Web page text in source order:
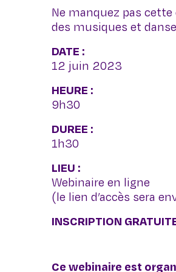
Ne manquez pas
des musiques et
DATE :
12 juin 2023
HEURE :
9h30
DUREE :
1h30
LIEU :
Webinaire en ligne
(le lien d’accès sera
INSCRIPTION
Ce webinaire est